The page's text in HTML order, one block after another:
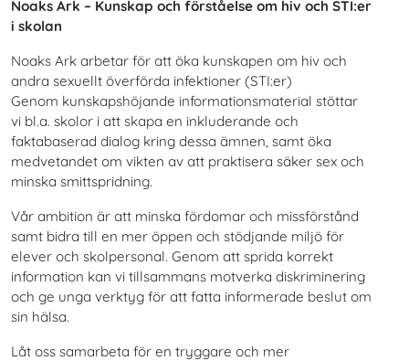
Noaks Ark – Kunskap och förståelse om hiv och STI:er
i skolan
Noaks Ark arbetar för att öka kunskapen om hiv och
andra sexuellt överförda infektioner (STI:er)
Genom kunskapshöjande informationsmaterial stöttar
vi bl.a. skolor i att skapa en inkluderande och
faktabaserad dialog kring dessa ämnen, samt öka
medvetandet om vikten av att praktisera säker sex och
minska smittspridning.
Vår ambition är att minska fördomar och missförstånd
samt bidra till en mer öppen och stödjande miljö för
elever och skolpersonal. Genom att sprida korrekt
information kan vi tillsammans motverka diskriminering
och ge unga verktyg för att fatta informerade beslut om
sin hälsa.
Låt oss samarbeta för en tryggare och mer